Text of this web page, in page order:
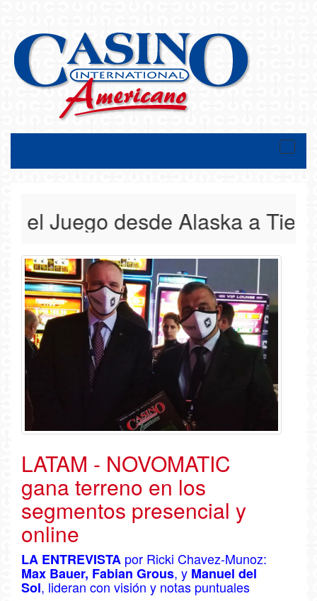
Toggle
Juego desde Alaska a Tierra
LATAM - NOVOMATIC
gana terreno en los
segmentos presencial y
online
LA ENTREVISTA por Ricki Chavez-Munoz:
Max Bauer, Fabian Grous, y Manuel del
Sol, lideran con visión y notas puntuales